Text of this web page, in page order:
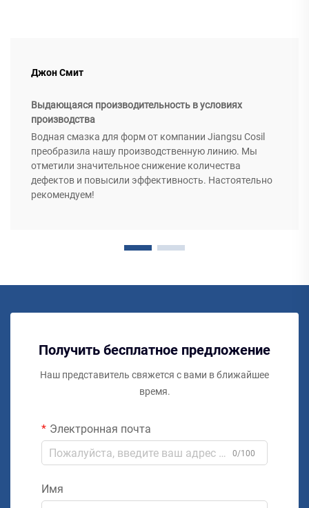
Джон Смит
Выдающаяся производительность в условиях
производства
Водная смазка для форм от компании Jiangsu Cosil
преобразила нашу производственную линию. Мы
отметили значительное снижение количества
дефектов и повысили эффективность. Настоятельно
рекомендуем!
Получить бесплатное предложение
Наш представитель свяжется с вами в ближайшее
время.
Электронная почта
0/100
Имя